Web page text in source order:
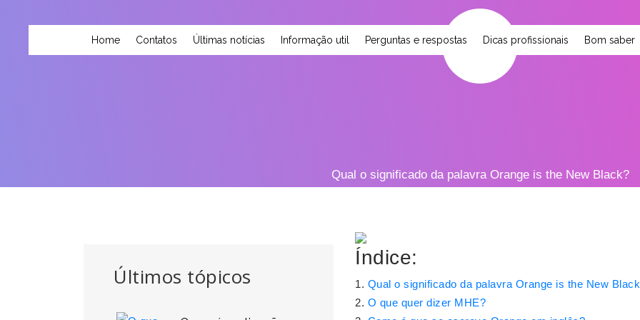
Home Contatos Últimas notícias Informação util Perguntas e respostas Dicas profissionais Bom saber
Qual o significado da palavra Orange is the New Black?
Últimos tópicos
Índice:
Qual o significado da palavra Orange is the New
O que quer dizer MHE?